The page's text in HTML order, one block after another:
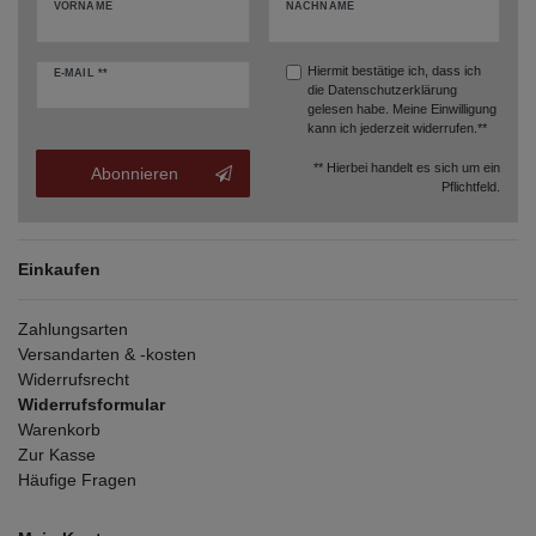
VORNAME NACHNAME
E-MAIL **
Hiermit bestätige ich, dass ich
die Datenschutzerklärung
gelesen habe. Meine Einwilligung
kann ich jederzeit widerrufen.**
Abonnieren
** Hierbei handelt es sich um ein
Pflichtfeld.
Einkaufen
Zahlungsarten
Versandarten & -kosten
Widerrufsrecht
Widerrufsformular
Warenkorb
Zur Kasse
Häufige Fragen